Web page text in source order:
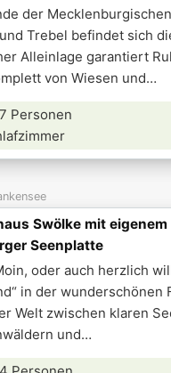
der
Trebel befindet sich
Alleinlage garantiert
von Wiesen und
Personen
Swölke mit
Seenplatte
oder auch herzlich
in der wunderschönen
Welt zwischen klaren
und